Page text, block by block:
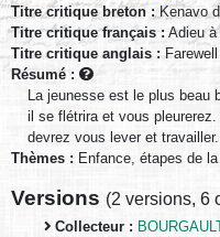
Titre critique breton : Kenavo
Titre critique français : Adieu
Titre critique anglais :
Résumé :
La jeunesse est le plus
il se flétrira et vous
devrez vous lever et travailler.
Thèmes : Enfance, étapes de
Versions (2 versions, 6
Collecteur :